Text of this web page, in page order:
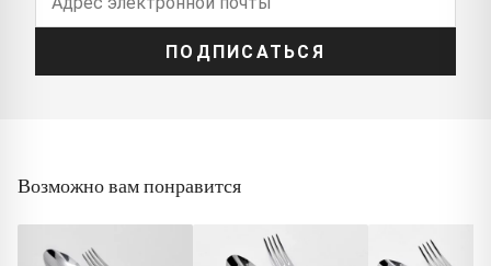
ПОДПИСАТЬСЯ
Возможно вам понравится